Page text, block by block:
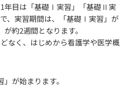
年目は「基礎Ⅰ実習」「基礎Ⅱ実
、実習期間は、「基礎Ⅰ実習」が
約2週間となります。
なく、はじめから看護学や医学概
が始まります。